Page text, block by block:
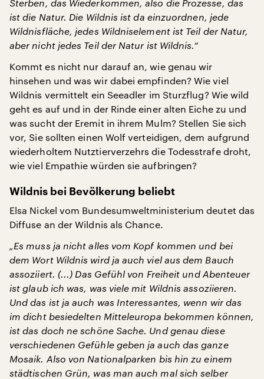
Sterben, das Wiederkommen, also die Prozesse, das
ist die Natur. Die Wildnis ist da einzuordnen, jede
Wildnisfläche, jedes Wildniselement ist Teil der Natur,
aber nicht jedes Teil der Natur ist Wildnis.“
Kommt es nicht nur darauf an, wie genau wir
hinsehen und was wir dabei empfinden? Wie viel
Wildnis vermittelt ein Seeadler im Sturzflug? Wie wild
geht es auf und in der Rinde einer alten Eiche zu und
was sucht der Eremit in ihrem Mulm? Stellen Sie sich
vor, Sie sollten einen Wolf verteidigen, dem aufgrund
wiederholtem Nutztierverzehrs die Todesstrafe droht,
wie viel Empathie würden sie aufbringen?
Wildnis bei Bevölkerung beliebt
Elsa Nickel vom Bundesumweltministerium deutet das
Diffuse an der Wildnis als Chance.
„Es muss ja nicht alles vom Kopf kommen und bei
dem Wort Wildnis wird ja auch viel aus dem Bauch
assoziiert. (...) Das Gefühl von Freiheit und Abenteuer
ist glaub ich was, was viele mit Wildnis assoziieren.
Und das ist ja auch was Interessantes, wenn wir das
im dicht besiedelten Mitteleuropa bekommen können,
ist das doch ne schöne Sache. Und genau diese
verschiedenen Gefühle geben ja auch das ganze
Mosaik. Also von Nationalparken bis hin zu einem
städtischen Grün, was man auch mal sich selber